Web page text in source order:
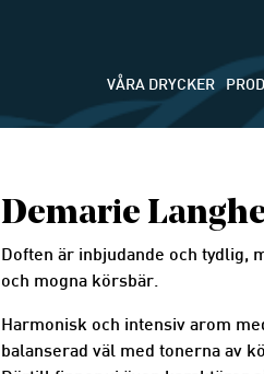
VÅRA DRYCKER
Demarie
Doften är inbjudande och tydlig,
och mogna körsbär.
Harmonisk och intensiv arom
balanserad väl med tonerna av